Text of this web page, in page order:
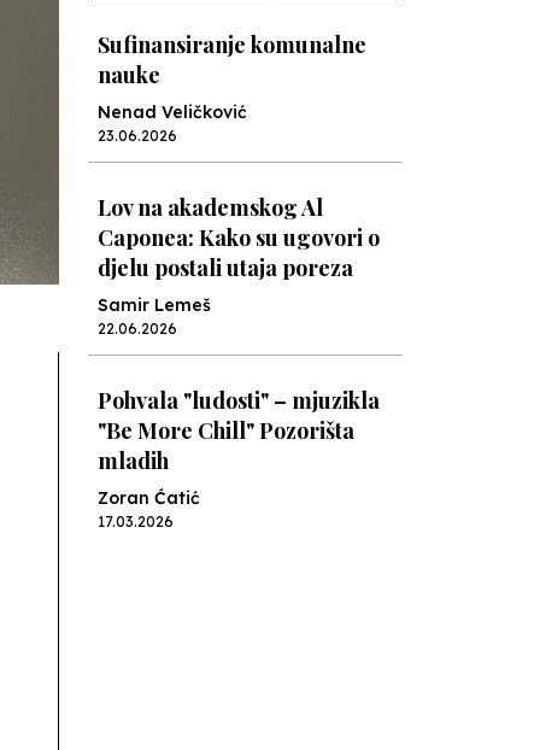
Sufinansiranje komunalne
nauke
Nenad Veličković
23.06.2026
Lov na akademskog Al
Caponea: Kako su ugovori o
djelu postali utaja poreza
Samir Lemeš
22.06.2026
Pohvala "ludosti" – mjuzikla
"Be More Chill" Pozorišta
mladih
Zoran Ćatić
17.03.2026